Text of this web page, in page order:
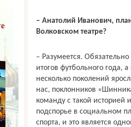
– Анатолий Иванович,
Волковском театре?
– Разумеется.
итогов футбольного года,
несколько поколений
нас, поклонников
команду с такой
подспорье в социальном
спорта, и это является